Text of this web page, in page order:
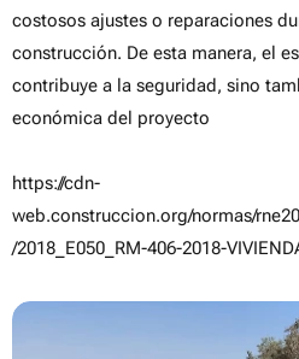
costosos ajustes o reparaciones
construcción. De esta manera, el
contribuye a la seguridad, sino
económica del proyecto
https://cdn-
web.construccion.org/normas/
/2018_E050_RM-406-2018-